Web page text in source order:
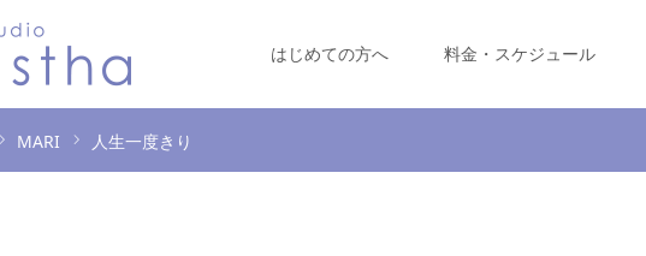
はじめての方へ 料金・スケジュール
MARI 人生一度きり